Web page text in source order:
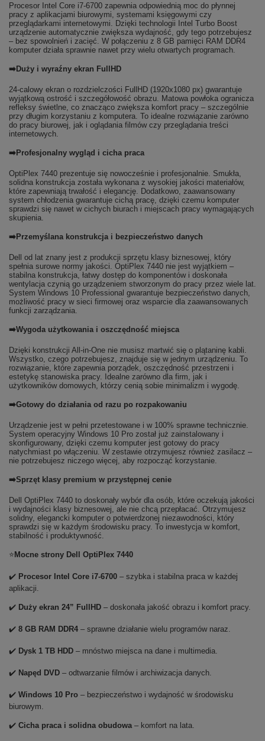
Procesor Intel Core i7-6700 zapewnia odpowiednią moc do płynnej
pracy z aplikacjami biurowymi, systemami księgowymi czy
przeglądarkami internetowymi. Dzięki technologii Intel Turbo Boost
urządzenie automatycznie zwiększa wydajność, gdy tego potrzebujesz
– bez spowolnień i zacięć. W połączeniu z 8 GB pamięci RAM DDR4
komputer działa sprawnie nawet przy wielu otwartych programach.
➡️Duży i wyraźny ekran FullHD
24-calowy ekran o rozdzielczości FullHD (1920x1080 px) gwarantuje
wyjątkową ostrość i szczegółowość obrazu. Matowa powłoka ogranicza
refleksy świetlne, co znacząco zwiększa komfort pracy – szczególnie
przy długim korzystaniu z komputera. To idealne rozwiązanie zarówno
do pracy biurowej, jak i oglądania filmów czy przeglądania treści
internetowych.
➡️Profesjonalny wygląd i cicha praca
OptiPlex 7440 prezentuje się nowocześnie i profesjonalnie. Smukła,
solidna konstrukcja została wykonana z wysokiej jakości materiałów,
które zapewniają trwałość i elegancję. Dodatkowo, zaawansowany
system chłodzenia gwarantuje cichą pracę, dzięki czemu komputer
sprawdzi się nawet w cichych biurach i miejscach pracy wymagających
skupienia.
➡️Przemyślana konstrukcja i bezpieczeństwo danych
Dell od lat znany jest z produkcji sprzętu klasy biznesowej, który
spełnia surowe normy jakości. OptiPlex 7440 nie jest wyjątkiem –
stabilna konstrukcja, łatwy dostęp do komponentów i doskonała
wentylacja czynią go urządzeniem stworzonym do pracy przez wiele lat.
System Windows 10 Professional gwarantuje bezpieczeństwo danych,
możliwość pracy w sieci firmowej oraz wsparcie dla zaawansowanych
funkcji zarządzania.
➡️Wygoda użytkowania i oszczędność miejsca
Dzięki konstrukcji All-in-One nie musisz martwić się o plątaninę kabli.
Wszystko, czego potrzebujesz, znajduje się w jednym urządzeniu. To
rozwiązanie, które zapewnia porządek, oszczędność przestrzeni i
estetykę stanowiska pracy. Idealne zarówno dla firm, jak i
użytkowników domowych, którzy cenią sobie minimalizm i wygodę.
➡️Gotowy do działania od razu po rozpakowaniu
Urządzenie jest w pełni przetestowane i w 100% sprawne technicznie.
System operacyjny Windows 10 Pro został już zainstalowany i
skonfigurowany, dzięki czemu komputer jest gotowy do pracy
natychmiast po włączeniu. W zestawie otrzymujesz również zasilacz –
nie potrzebujesz niczego więcej, aby rozpocząć korzystanie.
➡️Sprzęt klasy premium w przystępnej cenie
Dell OptiPlex 7440 to doskonały wybór dla osób, które oczekują jakości
i wydajności klasy biznesowej, ale nie chcą przepłacać. Otrzymujesz
solidny, elegancki komputer o potwierdzonej niezawodności, który
sprawdzi się w każdym środowisku pracy. To inwestycja w komfort,
stabilność i produktywność.
⭐Mocne strony Dell OptiPlex 7440
✔️ Procesor Intel Core i7-6700 – szybka i stabilna praca w każdej
aplikacji.
✔️ Duży ekran 24” FullHD – doskonała jakość obrazu i komfort pracy.
✔️ 8 GB RAM DDR4 – sprawne działanie wielu programów naraz.
✔️ Dysk 1 TB HDD – mnóstwo miejsca na dane i multimedia.
✔️ Napęd DVD – odtwarzanie filmów i archiwizacja danych.
✔️ Windows 10 Pro – bezpieczeństwo i wydajność w środowisku
biurowym.
✔️ Cicha praca i solidna obudowa – komfort na lata.